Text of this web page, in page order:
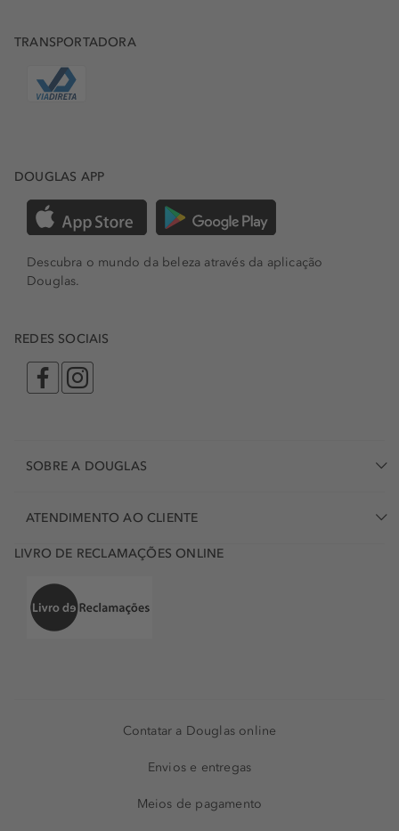
TRANSPORTADORA
DOUGLAS APP
Descubra o mundo da beleza através da aplicação
Douglas.
REDES SOCIAIS
SOBRE A DOUGLAS
ATENDIMENTO AO CLIENTE
LIVRO DE RECLAMAÇÕES ONLINE
Contatar a Douglas online
Envios e entregas
Meios de pagamento